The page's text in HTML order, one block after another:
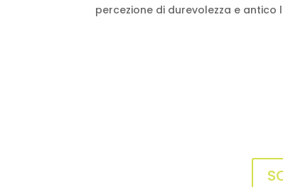
percezione di durevolezza e antico